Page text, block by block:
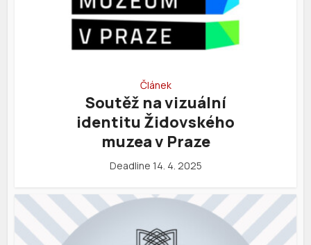
Článek
Soutěž na vizuální
identitu Židovského
muzea v Praze
Deadline 14. 4. 2025